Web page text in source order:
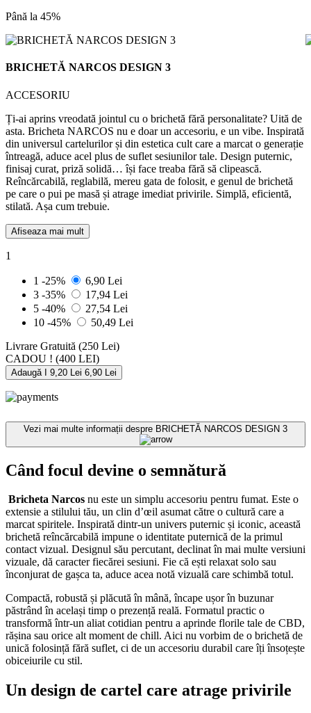
Până la 45%
BRICHETĂ NARCOS DESIGN 3
ACCESORIU
Ți-ai aprins vreodată jointul cu o brichetă fără personalitate? Uită de
asta. Bricheta NARCOS nu e doar un accesoriu, e un vibe. Inspirată
din universul cartelurilor și din estetica cult care a marcat o generație
întreagă, aduce acel plus de suflet sesiunilor tale. Design puternic,
finisaj curat, priză solidă… își face treaba fără să clipească.
Reîncărcabilă, reglabilă, mereu gata de folosit, e genul de brichetă
pe care o pui pe masă și atrage imediat privirile. Simplă, eficientă,
stilată. Așa cum trebuie.
Afiseaza mai mult
1
1 -25%
6,90 Lei
3 -35%
17,94 Lei
5 -40%
27,54 Lei
10 -45%
50,49 Lei
Livrare Gratuită (250 Lei)
CADOU ! (400 LEI)
Adaugă I 9,20 Lei 6,90 Lei
Vezi mai multe informații despre BRICHETĂ NARCOS DESIGN 3
Când focul devine o semnătură
Bricheta Narcos nu este un simplu accesoriu pentru fumat. Este o
extensie a stilului tău, un clin d’œil asumat către o cultură care a
marcat spiritele. Inspirată dintr-un univers puternic și iconic, această
brichetă reîncărcabilă impune o identitate puternică de la primul
contact vizual. Designul său percutant, declinat în mai multe versiuni
vizuale, dă caracter fiecărei sesiuni. Fie că ești relaxat solo sau
înconjurat de gașca ta, aduce acea notă vizuală care schimbă totul.
Compactă, robustă și plăcută în mână, încape ușor în buzunar
păstrând în același timp o prezență reală. Formatul practic o
transformă într-un aliat cotidian pentru a aprinde florile tale de CBD,
rășina sau orice alt moment de chill. Aici nu vorbim de o brichetă de
unică folosință fără suflet, ci de un accesoriu durabil care îți însoțește
obiceiurile cu stil.
Un design de cartel care atrage privirile